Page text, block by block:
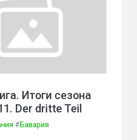
Итоги сезона
Der dritte Teil
#Бавария